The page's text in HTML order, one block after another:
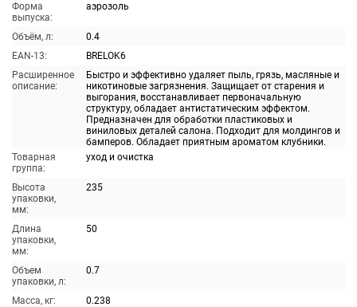
Форма
выпуска:
аэрозоль
Объём, л:
0.4
EAN-13:
BRELOK6
Расширенное
описание:
Быстро и эффективно удаляет пыль, грязь, масляные и
никотиновые загрязнения. Защищает от старения и
выгорания, восстанавливает первоначальную
структуру, обладает антистатическим эффектом.
Предназначен для обработки пластиковых и
виниловых деталей салона. Подходит для молдингов и
бамперов. Обладает приятным ароматом клубники.
Товарная
группа:
уход и очистка
Высота
упаковки,
мм:
235
Длина
упаковки,
мм:
50
Объем
упаковки, л:
0.7
Масса, кг:
0.238